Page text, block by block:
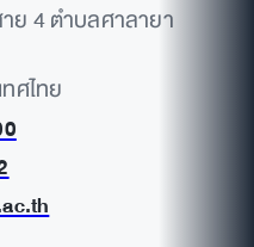
4 ตำบลศาลายา
ศไทย